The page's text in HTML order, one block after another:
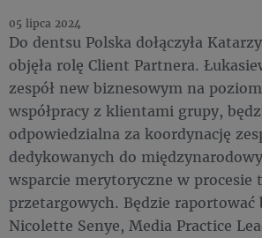
05 lipca 2024
Do dentsu Polska dołączyła
objęła rolę Client Partnera.
zespół new biznesowym na
współpracy z klientami grupy,
odpowiedzialna za koordynację
dedykowanych do
wsparcie merytoryczne w procesie
przetargowych. Będzie raportować
Nicolette Senye, Media Practice